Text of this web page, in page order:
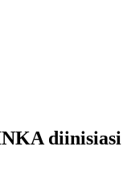
diinisiasi